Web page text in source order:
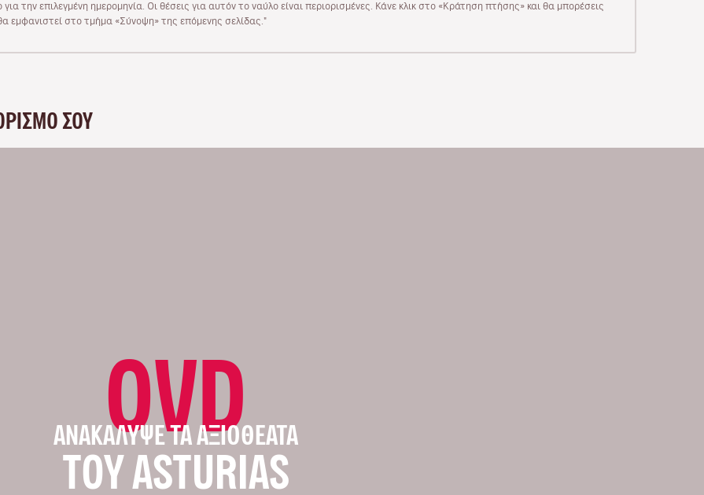
για την επιλεγμένη ημερομηνία. Οι θέσεις για αυτόν το ναύλο είναι περιορισμένες. Κάνε κλικ στο «Κράτηση πτήσης» και θα μπορέσεις
εμφανιστεί στο τμήμα «Σύνοψη» της επόμενης σελίδας."
ΣΟΥ
OVD
ΑΝΑΚΆΛΥΨΕ ΤΑ ΑΞΙΟΘΈΑΤΑ
ΤΟΥ ASTURIAS